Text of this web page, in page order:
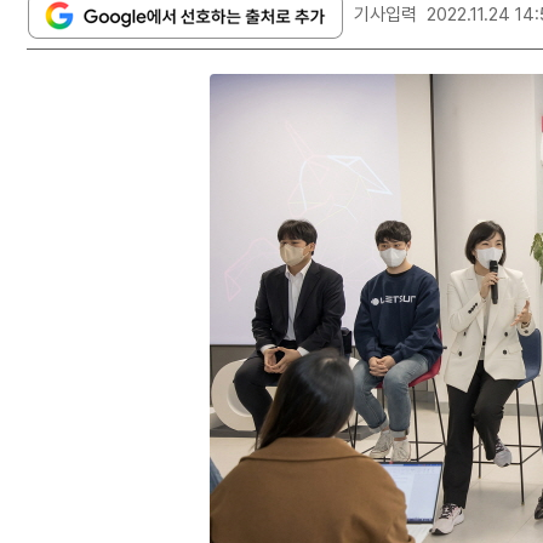
기사입력 2022.11.24